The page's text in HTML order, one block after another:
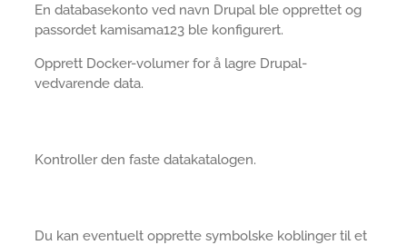
En databasekonto ved navn Drupal ble opprettet og
passordet kamisama123 ble konfigurert.
Opprett Docker-volumer for å lagre Drupal-
vedvarende data.
Kontroller den faste datakatalogen.
Du kan eventuelt opprette symbolske koblinger til et